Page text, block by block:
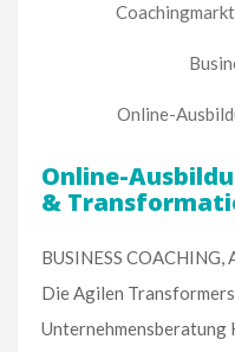
Coachingmarkt
Online-
Online-
&
BUSINESS COACHING,
Die Agilen Transformers